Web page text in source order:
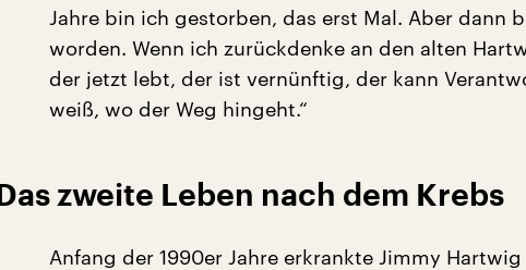
Jahre bin ich gestorben, das erst Mal. Aber dann
worden. Wenn ich zurückdenke an den alten
der jetzt lebt, der ist vernünftig, der kann
weiß, wo der Weg hingeht.“
Das zweite Leben nach dem Krebs
Anfang der 1990er Jahre erkrankte Jimmy